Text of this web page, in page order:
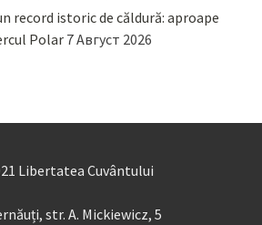
record istoric de căldură: aproape
Polar 7 Август 2026
Libertatea Cuvântului
str. A. Mickiewicz, 5